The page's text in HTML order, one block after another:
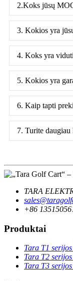
2.Koks jūsų
3. Kokios yra
4. Koks yra
5. Kokios yra
6. Kaip tapti
7. Turite daugiau
TARA
+86
Produktai
Tara T1
Tara T2
Tara T3